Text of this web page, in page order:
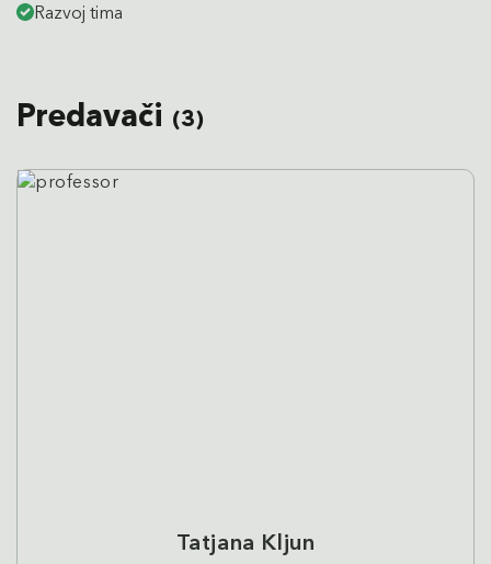
Razvoj tima
Predavači (3)
Tatjana Kljun